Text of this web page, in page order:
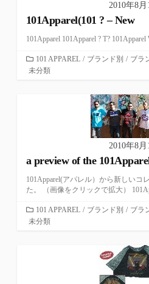
2010年8月
101Apparel(101 ? – New
101Apparel 101Apparel ? T? 101Apparel
カ
テ
101 APPAREL / ブランド別 / ブラ
未分類
2010年8月
a preview of the
101Apparel(アパレル）から新しいコ
た。 （画像をクリックで拡大）
カ
テ
101 APPAREL / ブランド別 / ブラ
未分類